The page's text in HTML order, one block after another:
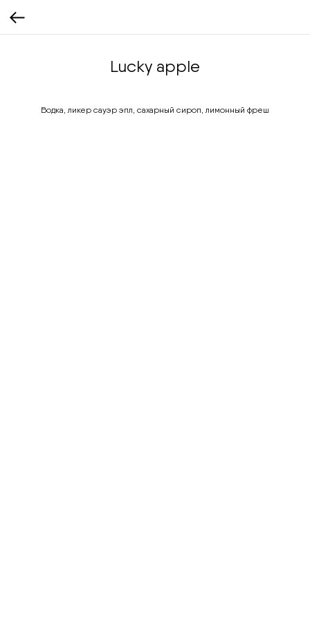
Lucky apple
Водка, ликер сауэр эпл, сахарный сироп, лимонный фреш